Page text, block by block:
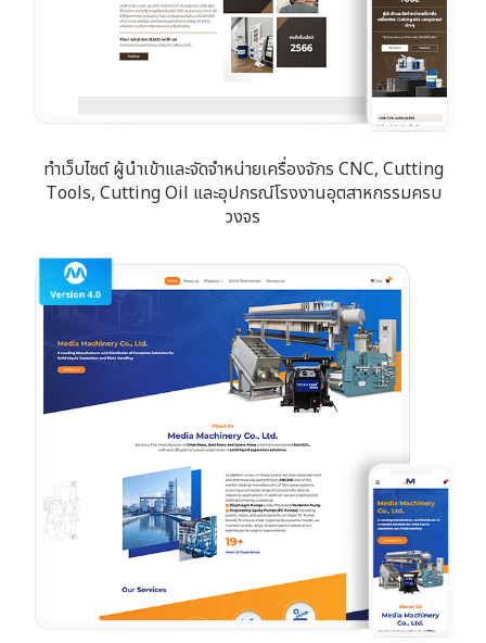
ทำเว็บไซต์ ผู้นำเข้าและจัดจำหน่ายเครื่องจักร CNC, Cutting
Tools, Cutting Oil และอุปกรณ์โรงงานอุตสาหกรรมครบ
วงจร